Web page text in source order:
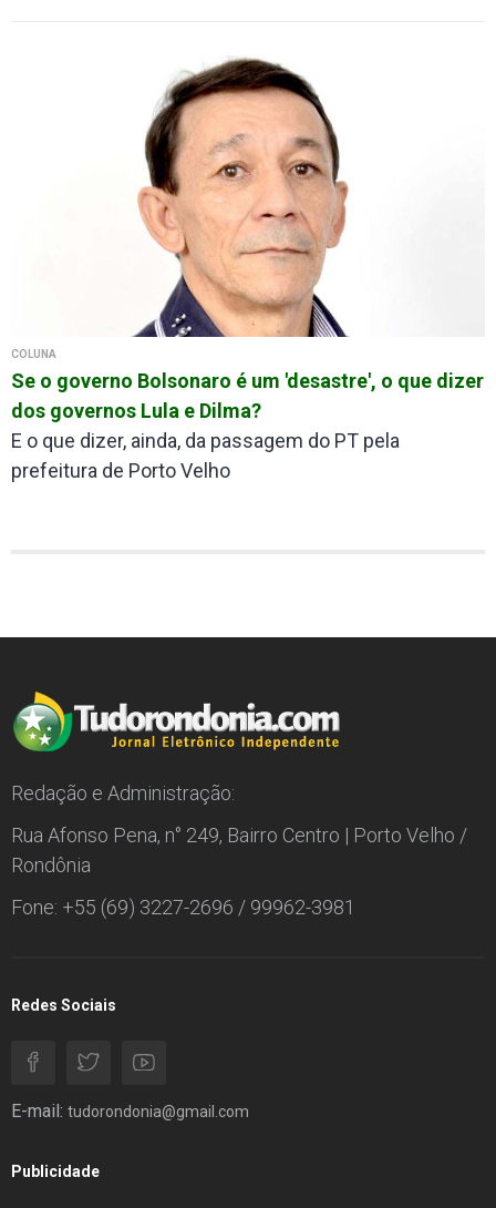
COLUNA
Se o governo Bolsonaro é um 'desastre', o que dizer
dos governos Lula e Dilma?
E o que dizer, ainda, da passagem do PT pela
prefeitura de Porto Velho
Redação e Administração:
Rua Afonso Pena, n° 249, Bairro Centro | Porto Velho /
Rondônia
Fone: +55 (69) 3227-2696 / 99962-3981
Redes Sociais
E-mail: tudorondonia@gmail.com
Publicidade